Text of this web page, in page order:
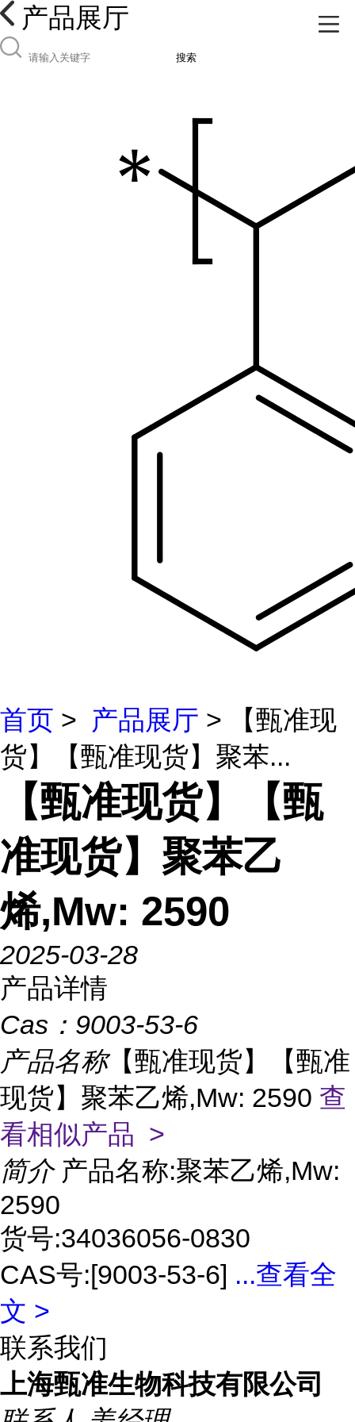
产品展厅
搜索
首页 > 产品展厅 > 【甄准现
货】【甄准现货】聚苯...
【甄准现货】【甄
准现货】聚苯乙
烯,Mw: 2590
2025-03-28
产品详情
Cas： 9003-53-6
产品名称【甄准现货】【甄准
现货】聚苯乙烯,Mw: 2590 查
看相似产品 >
简介 产品名称:聚苯乙烯,Mw:
2590
货号:34036056-0830
CAS号:[9003-53-6] ...查看全
文 >
联系我们
上海甄准生物科技有限公司